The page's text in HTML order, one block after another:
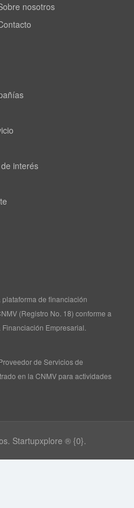
Sobre nosotros
Contacto
interés
plataforma de financiación
(Registro No. 18) conforme a
Empresarial.
de Servicios de
en la CNMV para actividades
Startupxplore ® {0}.